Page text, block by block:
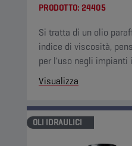
PRODOTTO: 24405
Si tratta di un olio
indice di viscosità,
per l'uso negli impianti
Visualizza
OLI IDRAULICI